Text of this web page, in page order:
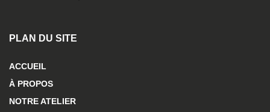
PLAN DU SITE
ACCUEIL
À PROPOS
NOTRE ATELIER